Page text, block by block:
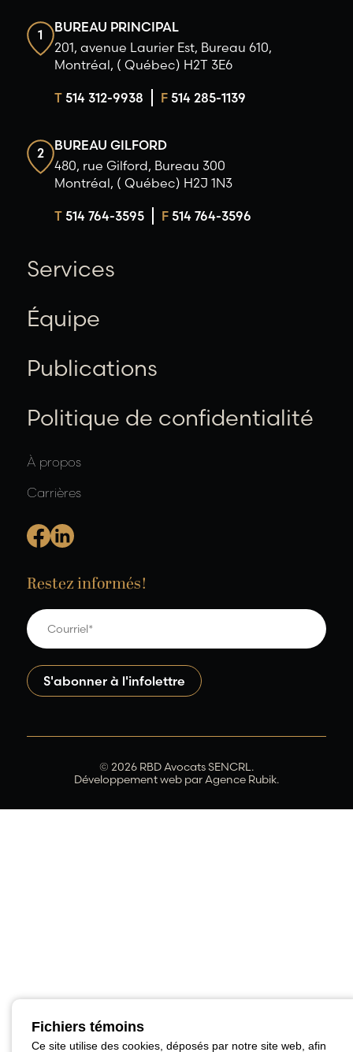
1
BUREAU PRINCIPAL
201, avenue Laurier Est, Bureau 610,
Montréal, ( Québec) H2T 3E6
T514 312-9938 F514 285-1139
2
BUREAU GILFORD
480, rue Gilford, Bureau 300
Montréal, ( Québec) H2J 1N3
T514 764-3595 F514 764-3596
Services
Équipe
Publications
Politique de confidentialité
À propos
Carrières
Restez informés!
© 2026 RBD Avocats SENCRL.
Développement web parAgence Rubik.
Fichiers témoins
Ce site utilise des cookies, déposés par notre site web, afin